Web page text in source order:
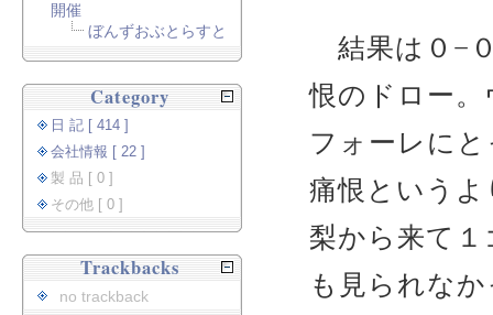
結果は０−
恨のドロー。
フォーレに
痛恨というよ
梨から来て１
も見られな
開催
ぼんずおぶとらすと
Category
日 記 [ 414 ]
会社情報 [ 22 ]
製 品 [ 0 ]
その他 [ 0 ]
Trackbacks
no trackback